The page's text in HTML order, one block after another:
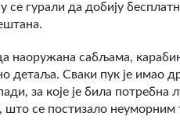
гурали да добију
наоружана сабљама,
детаља. Сваки пук је имао
за које је била потребна
што се постизало неуморним